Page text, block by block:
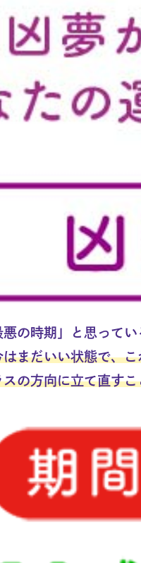
の時期」と思って
まだいい状態で、
の方向に立て直すこ